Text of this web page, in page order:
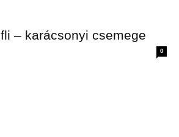
– karácsonyi csemege
0